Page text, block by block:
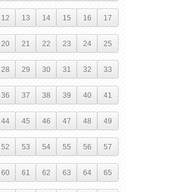
12 13 14 15 16 17
20 21 22 23 24 25
28 29 30 31 32 33
36 37 38 39 40 41
44 45 46 47 48 49
52 53 54 55 56 57
60 61 62 63 64 65